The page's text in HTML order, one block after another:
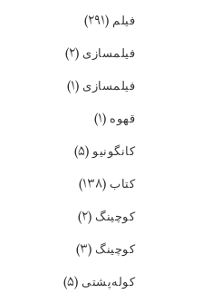
فیلم (۲۹۱)
فیلمسازی (۲)
فیلمسازی (۱)
قهوه (۱)
کانگونیو(۵)
کتاب (۱۳۸)
کوچینگ (۲)
کوچینگ (۳)
کوله‌پشتی (۵)